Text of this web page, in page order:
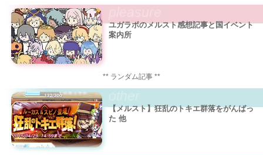
ユガラボのメルスト感想記事と国イベント
案内所
** ランダム記事 **
【メルスト】狂乱のトキエ群落をがんばっ
た 他